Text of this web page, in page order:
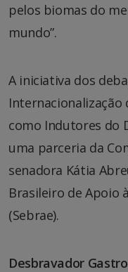
pelos biomas do
mundo”.
A iniciativa dos
como Indutores do
uma parceria da
senadora Kátia
Brasileiro de Apoio
(Sebrae).
Desbravador